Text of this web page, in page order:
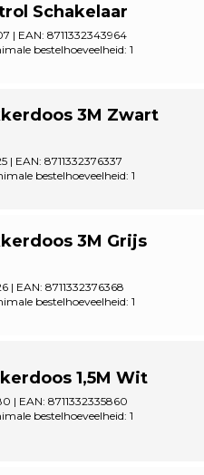
Schakelaar
| EAN: 8711332343964
bestelhoeveelheid: 1
3M Zwart
EAN: 8711332376337
bestelhoeveelheid: 1
3M Grijs
EAN: 8711332376368
bestelhoeveelheid: 1
1,5M Wit
| EAN: 8711332335860
bestelhoeveelheid: 1